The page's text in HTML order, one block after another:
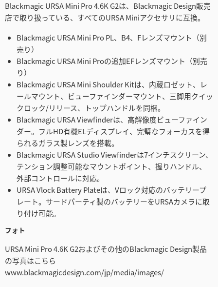
Blackmagic URSA Mini Pro 4.6K G2は、Blackmagic Design販売
店で取り扱っている、すべてのURSA Miniアクセサリに互換。
Blackmagic URSA Mini Pro PL、B4、Fレンズマウント（別
売り）
Blackmagic URSA Mini Proの追加EFレンズマウント（別売
り）
Blackmagic URSA Mini Shoulder Kitは、内蔵ロゼット、レ
ールマウント、ビューファインダーマウント、三脚用クイッ
クロック/リリース、トップハンドルを同梱。
Blackmagic URSA Viewfinderは、高解像度ビューファイン
ダー。フルHD有機ELディスプレイ、完璧なフォーカスを得
られるガラス製レンズを搭載。
Blackmagic URSA Studio Viewfinderは7インチスクリーン、
テンション調整可能なマウントポイント、握りハンドル、
外部コントロールに対応。
URSA Vlock Battery Plateは、Vロック対応のバッテリープ
レート。サードパーティ製のバッテリーをURSAカメラに取
り付け可能。
フォト
URSA Mini Pro 4.6K G2およびその他のBlackmagic Design製品
の写真はこちら
www.blackmagicdesign.com/jp/media/images/